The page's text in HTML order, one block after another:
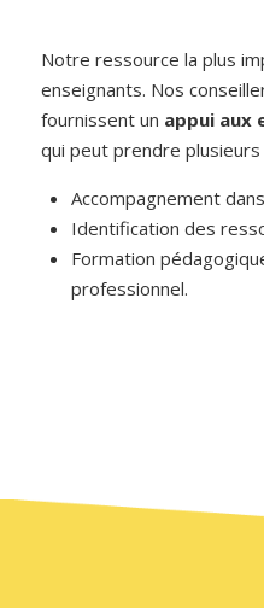
Notre ressource la plus
enseignants. Nos
fournissent un appui aux
qui peut prendre
Accompagnement
Identification des
Formation
professionnel.